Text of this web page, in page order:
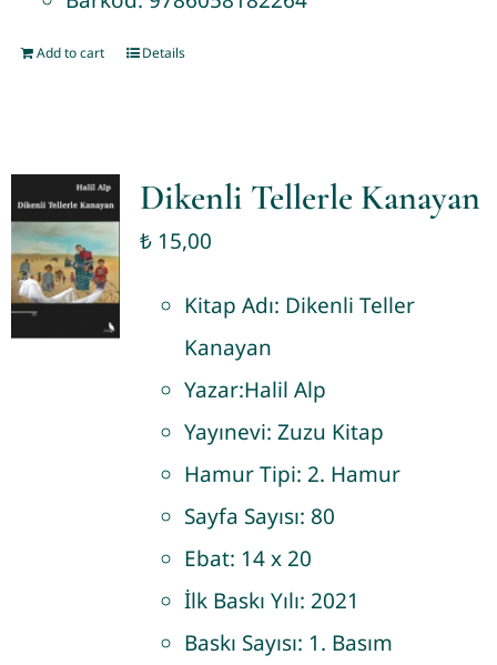
Add to cart Details
Dikenli Tellerle Kanayan
₺15,00
Kitap Adı: Dikenli Teller
Kanayan
Yazar:Halil Alp
Yayınevi: Zuzu Kitap
Hamur Tipi: 2. Hamur
Sayfa Sayısı: 80
Ebat: 14 x 20
İlk Baskı Yılı: 2021
Baskı Sayısı: 1. Basım